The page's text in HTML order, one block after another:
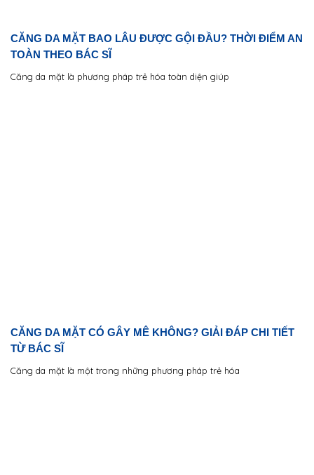
CĂNG DA MẶT BAO LÂU ĐƯỢC GỘI ĐẦU? THỜI ĐIỂM AN
TOÀN THEO BÁC SĨ
Căng da mặt là phương pháp trẻ hóa toàn diện giúp
CĂNG DA MẶT CÓ GÂY MÊ KHÔNG? GIẢI ĐÁP CHI TIẾT
TỪ BÁC SĨ
Căng da mặt là một trong những phương pháp trẻ hóa